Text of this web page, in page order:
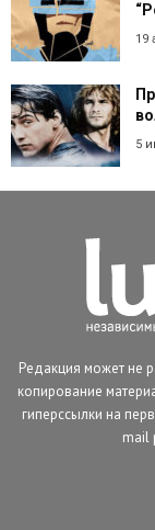
19
5
Редакция может не
копирование
гиперссылки на
mail